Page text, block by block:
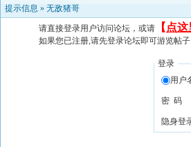
提示信息 » 无敌猪哥
请直接登录用户访问论坛，或请 【 点
如果您已注册,请先登录论坛即可游览帖子
登录
用户
密 码
隐身登